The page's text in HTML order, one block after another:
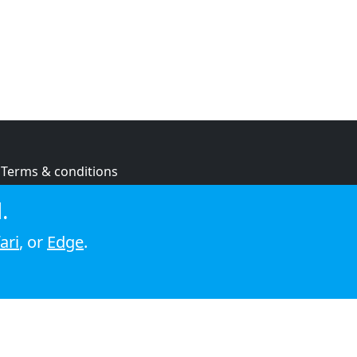
Terms & conditions
Cookie policy
, or Edge.